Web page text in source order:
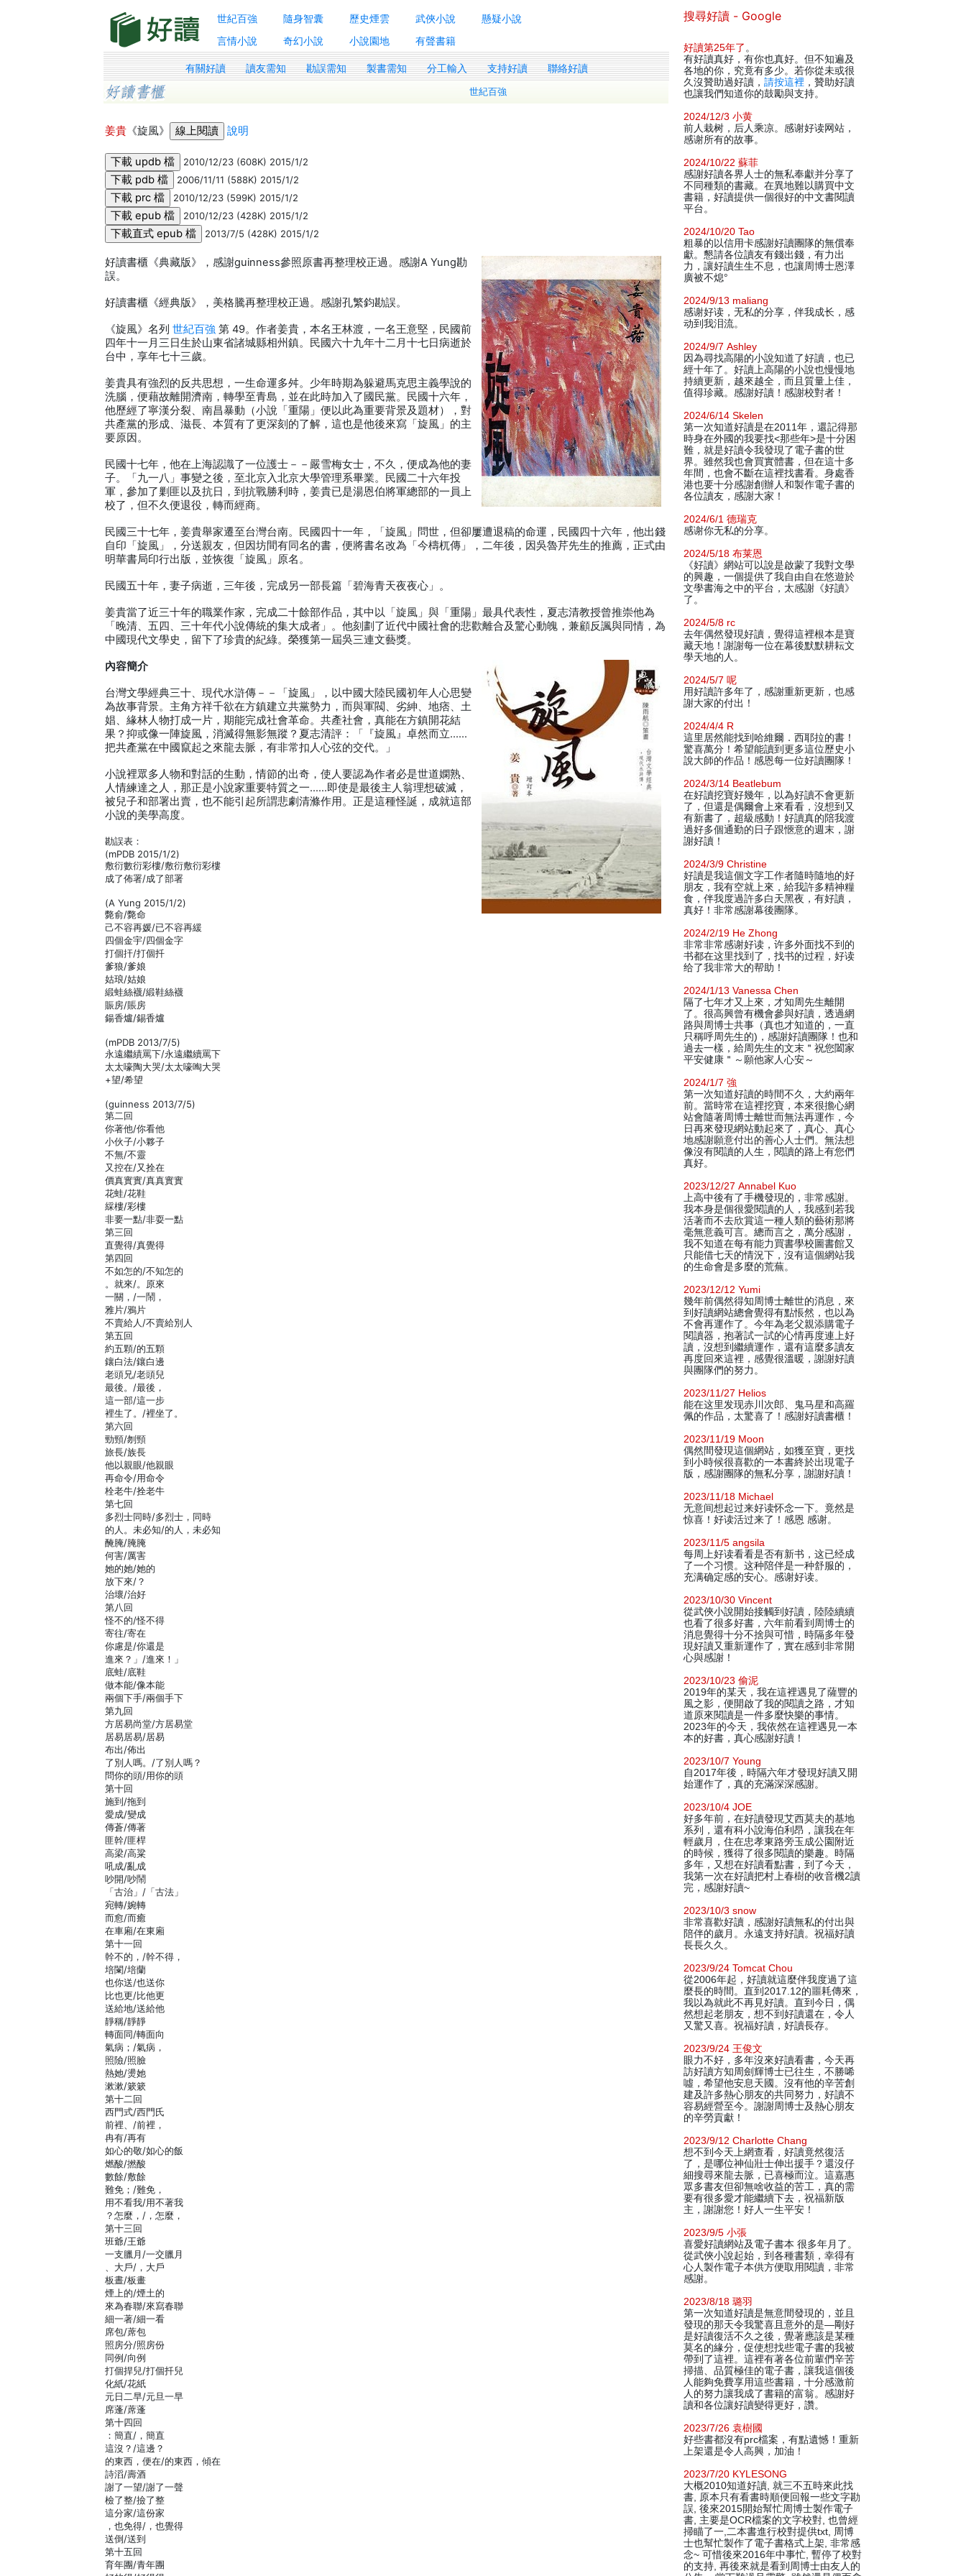
世紀百強 隨身智囊 歷史煙雲 武俠小說
懸疑小說
言情小說
奇幻小說 小說園地 有聲書籍
有關好讀 讀友需知 勘誤需知 製書需知 分工輸入 支持好讀 聯絡好讀
世紀百強
姜貴 《旋風》 說明
2010/12/23 (608K) 2015/1/2
2006/11/11 (588K) 2015/1/2
2010/12/23 (599K) 2015/1/2
2010/12/23 (428K) 2015/1/2
2013/7/5 (428K) 2015/1/2
好讀書櫃《典藏版》，感謝guinness參照原書再整理校正過。感謝A Yung勘
誤。
好讀書櫃《經典版》，美格騰再整理校正過。感謝孔繁鈞勘誤。
《旋風》名列 世紀百強第 49。作者姜貴，本名王林渡，一名王意堅，民國前
四年十一月三日生於山東省諸城縣相州鎮。民國六十九年十二月十七日病逝於
台中，享年七十三歲。
姜貴具有強烈的反共思想，一生命運多舛。少年時期為躲避馬克思主義學說的
洗腦，便藉故離開濟南，轉學至青島，並在此時加入了國民黨。民國十六年，
他歷經了寧漢分裂、南昌暴動（小說「重陽」便以此為重要背景及題材），對
共產黨的形成、滋長、本質有了更深刻的了解，這也是他後來寫「旋風」的主
要原因。
民國十七年，他在上海認識了一位護士－－嚴雪梅女士，不久，便成為他的妻
子。「九一八」事變之後，至北京入北京大學管理系畢業。民國二十六年投
軍，參加了剿匪以及抗日，到抗戰勝利時，姜貴已是湯恩伯將軍總部的一員上
校了，但不久便退役，轉而經商。
民國三十七年，姜貴舉家遷至台灣台南。民國四十一年，「旋風」問世，但卻屢遭退稿的命運，民國四十六年，他出錢
自印「旋風」，分送親友，但因坊間有同名的書，便將書名改為「今檮杌傳」，二年後，因吳魯芹先生的推薦，正式由
明華書局印行出版，並恢復「旋風」原名。
民國五十年，妻子病逝，三年後，完成另一部長篇「碧海青天夜夜心」。
姜貴當了近三十年的職業作家，完成二十餘部作品，其中以「旋風」與「重陽」最具代表性，夏志清教授曾推崇他為
「晚清、五四、三十年代小說傳統的集大成者」。他刻劃了近代中國社會的悲歡離合及驚心動魄，兼顧反諷與同情，為
中國現代文學史，留下了珍貴的紀綠。榮獲第一屆吳三連文藝獎。
內容簡介
台灣文學經典三十、現代水滸傳－－「旋風」，以中國大陸民國初年人心思變
為故事背景。主角方祥千欲在方鎮建立共黨勢力，而與軍閥、劣紳、地痞、土
娼、緣林人物打成一片，期能完成社會革命。共產社會，真能在方鎮開花結
果？抑或像一陣旋風，消滅得無影無蹤？夏志清評：「『旋風』卓然而立……
把共產黨在中國竄起之來龍去脈，有非常扣人心弦的交代。」
小說裡眾多人物和對話的生動，情節的出奇，使人要認為作者必是世道嫻熟、
人情練達之人，那正是小說家重要特質之一……即使是最後主人翁理想破滅，
被兒子和部署出賣，也不能引起所謂悲劇清滌作用。正是這種怪誕，成就這部
小說的美學高度。
勘誤表：
(mPDB 2015/1/2)
敷衍數衍彩樓/敷衍敷衍彩樓
成了佈署/成了部署
(A Yung 2015/1/2)
斃俞/斃命
己不容再媛/已不容再緩
四個金宇/四個金字
打個扞/打個扦
爹狼/爹娘
姑琅/姑娘
緞蛙絲襪/緞鞋絲襪
賑房/賬房
鍚香爐/錫香爐
(mPDB 2013/7/5)
永遠繼績罵下/永遠繼續罵下
太太嚎陶大哭/太太嚎啕大哭
+望/希望
(guinness 2013/7/5)
第二回
你著他/你看他
小伙子/小夥子
不無/不靈
又控在/又拴在
價真實實/真真實實
花蛙/花鞋
綵樓/彩樓
非要一點/非耍一點
第三回
直覺得/真覺得
第四回
不如怎的/不知怎的
。就來/。原來
一關，/一鬧，
雅片/鴉片
不賣給人/不賣給別人
第五回
約五顆/的五顆
鑲白法/鑲白邊
老頭兄/老頭兒
最後。/最後，
這一部/這一步
裡生了。/裡坐了。
第六回
勁頸/刎頸
旅長/族長
他以親眼/他親眼
再命令/用命令
栓老牛/拴老牛
第七回
多烈士同時/多烈士，同時
的人。未必知/的人，未必知
醃腌/腌腌
何害/厲害
她的她/她的
放下來/？
治壞/治好
第八回
怪不的/怪不得
寄往/寄在
你慮是/你還是
進來？」/進來！」
底蛙/底鞋
做本能/像本能
兩個下手/兩個手下
第九回
方居易尚堂/方居易堂
居易居易/居易
布出/佈出
了別人嗎。/了別人嗎？
問你的頭/用你的頭
第十回
施到/拖到
愛成/變成
傳蒼/傳著
匪幹/匪桿
高梁/高粱
吼成/亂成
吵開/吵鬧
「古治」/「古法」
宛轉/婉轉
而愈/而癒
在車廂/在東廂
第十一回
幹不的，/幹不得，
培闌/培蘭
也你送/也送你
比也更/比他更
送給地/送給他
靜稱/靜靜
轉面同/轉面向
氣病；/氣病，
照險/照臉
熱她/燙她
漱漱/簌簌
第十二回
西門式/西門氏
前裡、/前裡，
冉有/再有
如心的敬/如心的飯
燃酸/撚酸
數餘/敷餘
難免；/難免，
用不看我/用不著我
？怎麼，/，怎麼，
第十三回
班爺/王爺
一支臘月/一交臘月
、大戶/，大戶
板晝/板畫
煙上的/煙土的
來為春聯/來寫春聯
細一著/細一看
席包/蓆包
照房分/照房份
同例/向例
打個捍兒/打個扦兒
化紙/花紙
元日二早/元旦一早
席蓬/蓆蓬
第十四回
：簡直/，簡直
這沒？/這邊？
的東西，便在/的東西，傾在
詩滔/壽酒
謝了一望/謝了一聲
檢了整/撿了整
這分家/這份家
，也免得/，也覺得
送倒/送到
第十五回
育年團/青年團
搜尋好讀 - Google
好讀第25年了 。
有好讀真好，有你也真好。但不知遍及
各地的你，究竟有多少。若你從未或很
久沒贊助過好讀， 請按這裡 ，贊助好讀
也讓我們知道你的鼓勵與支持。
2024/12/3 小黄
前人栽树，后人乘凉。感谢好读网站，
感谢所有的故事。
2024/10/22 蘇菲
感謝好讀各界人士的無私奉獻并分享了
不同種類的書藏。在異地難以購買中文
書籍，好讀提供一個很好的中文書閱讀
平台。
2024/10/20 Tao
粗暴的以信用卡感謝好讀團隊的無償奉
獻。懇請各位讀友有錢出錢，有力出
力，讓好讀生生不息，也讓周博士恩澤
廣被不熄°
2024/9/13 maliang
感谢好读，无私的分享，伴我成长，感
动到我泪流。
2024/9/7 Ashley
因為尋找高陽的小說知道了好讀，也已
經十年了。好讀上高陽的小說也慢慢地
持續更新，越來越全，而且質量上佳，
值得珍藏。感謝好讀！感謝校對者！
2024/6/14 Skelen
第一次知道好讀是在2011年，還記得那
時身在外國的我要找<那些年>是十分困
難，就是好讀令我發現了電子書的世
界。雖然我也會買實體書，但在這十多
年間，也會不斷在這裡找書看。身處香
港也要十分感謝創辦人和製作電子書的
各位讀友，感謝大家！
2024/6/1 德瑞克
感谢你无私的分享。
2024/5/18 布莱恩
《好讀》網站可以說是啟蒙了我對文學
的興趣，一個提供了我自由自在悠遊於
文學書海之中的平台，太感謝《好讀》
了。
2024/5/8 rc
去年偶然發現好讀，覺得這裡根本是寶
藏天地！謝謝每一位在幕後默默耕耘文
學天地的人。
2024/5/7 呢
用好讀許多年了，感謝重新更新，也感
謝大家的付出！
2024/4/4 R
這里居然能找到哈維爾．西耶拉的書！
驚喜萬分！希望能讀到更多這位歷史小
說大師的作品！感恩每一位好讀團隊！
2024/3/14 Beatlebum
在好讀挖寶好幾年，以為好讀不會更新
了，但還是偶爾會上來看看，沒想到又
有新書了，超級感動！好讀真的陪我渡
過好多個通勤的日子跟愜意的週末，謝
謝好讀！
2024/3/9 Christine
好讀是我這個文字工作者隨時隨地的好
朋友，我有空就上來，給我許多精神糧
食，伴我度過許多白天黑夜，有好讀，
真好！非常感謝幕後團隊。
2024/2/19 He Zhong
非常非常感谢好读，许多外面找不到的
书都在这里找到了，找书的过程，好读
给了我非常大的帮助！
2024/1/13 Vanessa Chen
隔了七年才又上來，才知周先生離開
了。很高興曾有機會參與好讀，透過網
路與周博士共事（真也才知道的，一直
只稱呼周先生的)，感謝好讀團隊！也和
過去一樣，給周先生的文末＂祝您闔家
平安健康＂～願他家人心安～
2024/1/7 強
第一次知道好讀的時間不久，大約兩年
前。當時常在這裡挖寶，本來很擔心網
站會隨著周博士離世而無法再運作，今
日再來發現網站動起來了，真心、真心
地感謝願意付出的善心人士們。無法想
像沒有閱讀的人生，閱讀的路上有您們
真好。
2023/12/27 Annabel Kuo
上高中後有了手機發現的，非常感謝。
我本身是個很愛閱讀的人，我感到若我
活著而不去欣賞這一種人類的藝術那將
毫無意義可言。總而言之，萬分感謝，
我不知道在每有能力買書學校圖書館又
只能借七天的情況下，沒有這個網站我
的生命會是多麼的荒蕪。
2023/12/12 Yumi
幾年前偶然得知周博士離世的消息，來
到好讀網站總會覺得有點悵然，也以為
不會再運作了。今年為老父親添購電子
閱讀器，抱著試一試的心情再度連上好
讀，沒想到繼續運作，還有這麼多讀友
再度回來這裡，感覺很溫暖，謝謝好讀
與團隊們的努力。
2023/11/27 Helios
能在这里发现赤川次郎、鬼马星和高羅
佩的作品，太驚喜了！感謝好讀書櫃！
2023/11/19 Moon
偶然間發現這個網站，如獲至寶，更找
到小時候很喜歡的一本書終於出現電子
版，感謝團隊的無私分享，謝謝好讀！
2023/11/18 Michael
无意间想起过来好读怀念一下。竟然是
惊喜！好读活过来了！感恩 感谢。
2023/11/5 angsila
每周上好读看看是否有新书，这已经成
了一个习惯。这种陪伴是一种舒服的，
充满确定感的安心。感谢好读。
2023/10/30 Vincent
從武俠小說開始接觸到好讀，陸陸續續
也看了很多好書，六年前看到周博士的
消息覺得十分不捨與可惜，時隔多年發
現好讀又重新運作了，實在感到非常開
心與感謝！
2023/10/23 偷泥
2019年的某天，我在這裡遇見了薩豐的
風之影，便開啟了我的閱讀之路，才知
道原來閱讀是一件多麼快樂的事情。
2023年的今天，我依然在這裡遇見一本
本的好書，真心感謝好讀！
2023/10/7 Young
自2017年後，時隔六年才發現好讀又開
始運作了，真的充滿深深感謝。
2023/10/4 JOE
好多年前，在好讀發現艾西莫夫的基地
系列，還有科小說海伯利昂，讓我在年
輕歲月，住在忠孝東路旁玉成公園附近
的時候，獲得了很多閱讀的樂趣。時隔
多年，又想在好讀看點書，到了今天，
我第一次在好讀把村上春樹的收音機2讀
完，感謝好讀~
2023/10/3 snow
非常喜歡好讀，感謝好讀無私的付出與
陪伴的歲月。永遠支持好讀。祝福好讀
長長久久。
2023/9/24 Tomcat Chou
從2006年起，好讀就這麼伴我度過了這
麼長的時間。直到2017.12的噩耗傳來，
我以為就此不再見好讀。直到今日，偶
然想起老朋友，想不到好讀還在，令人
又驚又喜。祝福好讀，好讀長存。
2023/9/24 王俊文
眼力不好，多年沒來好讀看書，今天再
訪好讀方知周劍輝博士已往生，不勝唏
噓，希望他安息天國。沒有他的辛苦創
建及許多熱心朋友的共同努力，好讀不
容易經營至今。謝謝周博士及熱心朋友
的辛勞貢獻！
2023/9/12 Charlotte Chang
想不到今天上網查看，好讀竟然復活
了，是哪位神仙壯士伸出援手？還沒仔
細搜尋來龍去脈，已喜極而泣。這嘉惠
眾多書友但卻無啥收益的苦工，真的需
要有很多愛才能繼續下去，祝福新版
主，謝謝您！好人一生平安！
2023/9/5 小張
喜愛好讀網站及電子書本 很多年月了。
從武俠小說起始，到各種書類，幸得有
心人製作電子本供方便取用閱讀，非常
感謝。
2023/8/18 璐羽
第一次知道好讀是無意間發現的，並且
發現的那天令我驚喜且意外的是—剛好
是好讀復活不久之後，覺著應該是某種
莫名的緣分，促使想找些電子書的我被
帶到了這裡。這裡有著各位前輩們辛苦
掃描、品質極佳的電子書，讓我這個後
人能夠免費享用這些書籍，十分感激前
人的努力讓我成了書籍的富翁。感謝好
讀和各位讓好讀變得更好，讚。
2023/7/26 袁樹國
好些書都沒有prc檔案，有點遺憾！重新
上架還是令人高興，加油！
2023/7/20 KYLESONG
大概2010知道好讀, 就三不五時來此找
書, 原本只有看書時順便回報一些文字勘
誤, 後來2015開始幫忙周博士製作電子
書, 主要是OCR檔案的文字校對, 也曾經
掃瞄了一,二本書進行校對提供txt, 周博
士也幫忙製作了電子書格式上架, 非常感
念~ 可惜後來2016年中事忙, 暫停了校對
的支持, 再後來就是看到周博士由友人的